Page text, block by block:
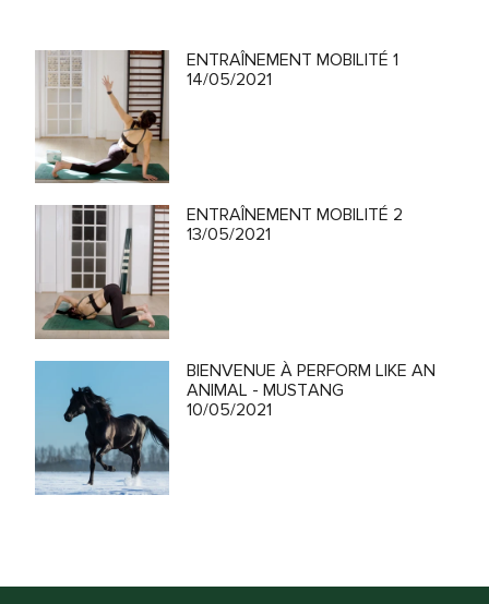
ENTRAÎNEMENT MOBILITÉ 1
14/05/2021
ENTRAÎNEMENT MOBILITÉ 2
13/05/2021
BIENVENUE À PERFORM LIKE AN
ANIMAL - MUSTANG
10/05/2021